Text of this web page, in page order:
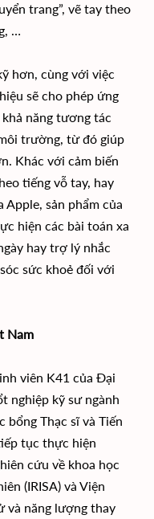
trang”, vẽ tay theo
…
hơn, cùng với việc
sẽ cho phép ứng
năng tương tác
trường, từ đó giúp
Khác với cảm biến
tiếng vỗ tay, hay
sản phẩm của
hiện các bài toán xa
hay trợ lý nhắc
sức khoẻ đối với
Nam
viên K41 của Đại
nghiệp kỹ sư ngành
bổng Thạc sĩ và Tiến
tục thực hiện
cứu về khoa học
(IRISA) và Viện
và năng lượng thay